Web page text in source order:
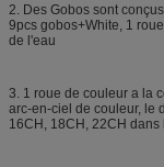
2. Des Gobos sont
9pcs gobos+White, 1
de l'eau
3. 1 roue de couleur a la
arc-en-ciel de couleur, le
16CH, 18CH, 22CH